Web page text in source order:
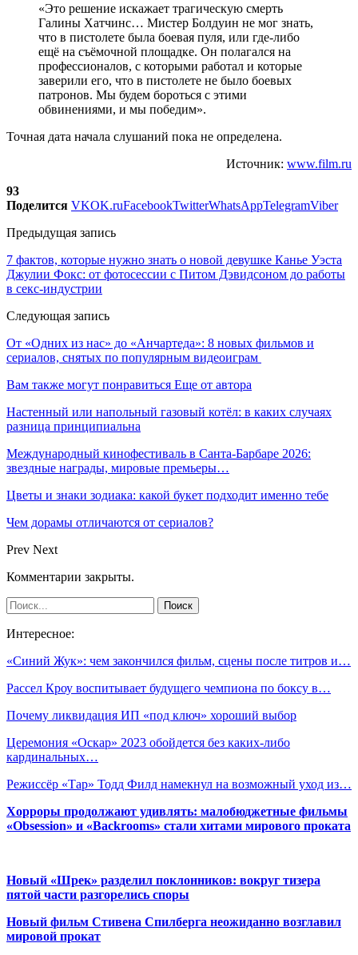
«Это решение искажает трагическую смерть
Галины Хатчинс… Мистер Болдуин не мог знать,
что в пистолете была боевая пуля, или где-либо
ещё на съёмочной площадке. Он полагался на
профессионалов, с которыми работал и которые
заверили его, что в пистолете не было боевых
патронов. Мы будем бороться с этими
обвинениями, и мы победим».
Точная дата начала слушаний пока не определена.
Источник: www.film.ru
93
Поделится VKOK.ruFacebookTwitterWhatsAppTelegramViber
Предыдущая запись
7 фактов, которые нужно знать о новой девушке Канье Уэста
Джулии Фокс: от фотосессии с Питом Дэвидсоном до работы
в секс-индустрии
Следующая запись
От «Одних из нас» до «Анчартеда»: 8 новых фильмов и
сериалов, снятых по популярным видеоиграм
Вам также могут понравиться Еще от автора
Настенный или напольный газовый котёл: в каких случаях
разница принципиальна
Международный кинофестиваль в Санта-Барбаре 2026:
звездные награды, мировые премьеры…
Цветы и знаки зодиака: какой букет подходит именно тебе
Чем дорамы отличаются от сериалов?
Prev Next
Комментарии закрыты.
Интересное:
«Синий Жук»: чем закончился фильм, сцены после титров и…
Рассел Кроу воспитывает будущего чемпиона по боксу в…
Почему ликвидация ИП «под ключ» хороший выбор
Церемония «Оскар» 2023 обойдется без каких-либо
кардинальных…
Режиссёр «Тар» Тодд Филд намекнул на возможный уход из…
Хорроры продолжают удивлять: малобюджетные фильмы
«Obsession» и «Backrooms» стали хитами мирового проката
Новый «Шрек» разделил поклонников: вокруг тизера
пятой части разгорелись споры
Новый фильм Стивена Спилберга неожиданно возглавил
мировой прокат